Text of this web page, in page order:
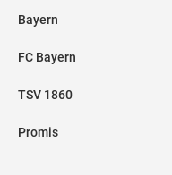
Bayern
FC Bayern
TSV 1860
Promis